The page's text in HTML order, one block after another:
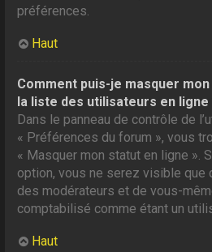
préférences.
Haut
Comment puis-je masquer
la liste des utilisateurs en ligne
Dans le panneau de contrôle de
« Préférences du forum », vous
« Masquer mon statut en ligne ».
option, vous ne serez visible que
des modérateurs et de vous-
comptabilisé comme étant un
Haut